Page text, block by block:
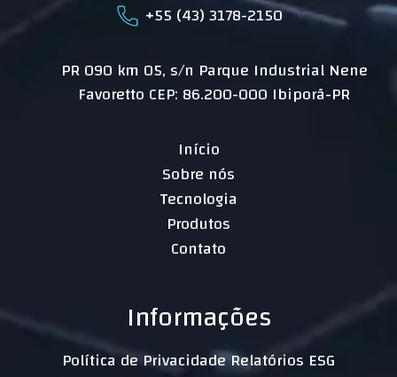
+55 (43) 3178-2150
PR 090 km 05, s/n Parque Industrial Nene
Favoretto CEP: 86.200-000 Ibiporã-PR
Início
Sobre nós
Tecnologia
Produtos
Contato
Informações
Política de Privacidade Relatórios ESG